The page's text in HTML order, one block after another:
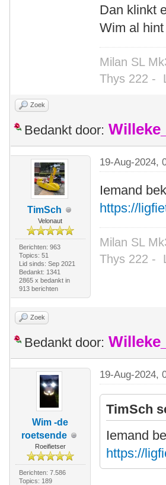
Dan klinkt
Wim al
Milan SL
Thys 222 -
Zoek
Bedankt door:
TimSch
Velonaut
Berichten: 963
Topics: 51
Lid sinds: Sep 2021
Bedankt: 1341
2865 x bedankt in
913 berichten
19-Aug-2024,
Iemand
https://
Milan SL
Thys 222 -
Zoek
Bedankt door:
Wim -de
roetsende
Roeifietser
Berichten: 7.586
Topics: 189
19-Aug-2024,
TimSch
Iemand
https://